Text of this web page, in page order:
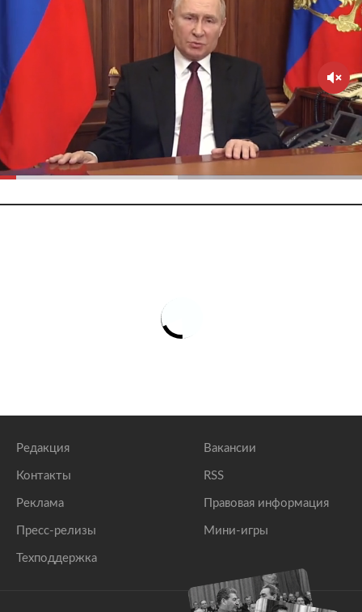
Редакция
Контакты
Реклама
Пресс-релизы
Техподдержка
Вакансии
RSS
Правовая информация
Мини-игры